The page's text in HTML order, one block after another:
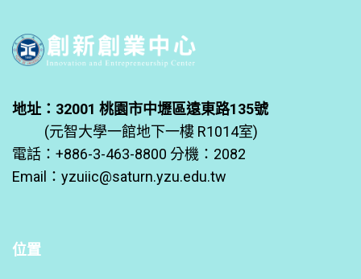
地址：32001 桃園市中壢區遠東路135號
(元智大學一館地下一樓 R1014室)
電話：+886-3-463-8800 分機：2082
Email： yzuiic@saturn.yzu.edu.tw
位置